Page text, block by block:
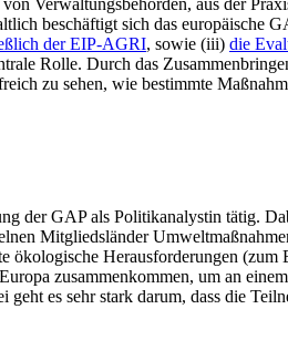
Verwaltungsbehörden, aus der
beschäftigt sich das europäische
der EIP-AGRI, sowie (iii) die
Rolle. Durch das
zu sehen, wie bestimmte
der GAP als Politikanalystin tätig.
Mitgliedsländer
ökologische Herausforderungen
zusammenkommen, um an
es sehr stark darum, dass die